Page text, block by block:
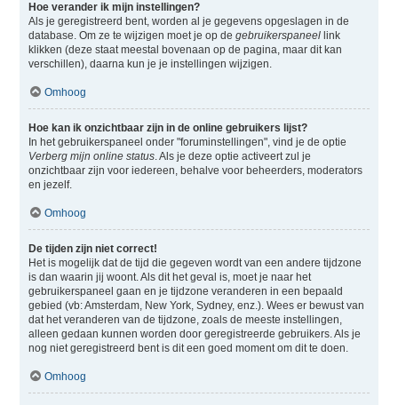
Hoe verander ik mijn instellingen?
Als je geregistreerd bent, worden al je gegevens opgeslagen in de
database. Om ze te wijzigen moet je op de gebruikerspaneellink
klikken (deze staat meestal bovenaan op de pagina, maar dit kan
verschillen), daarna kun je je instellingen wijzigen.
Omhoog
Hoe kan ik onzichtbaar zijn in de online gebruikers lijst?
In het gebruikerspaneel onder "foruminstellingen", vind je de optie
Verberg mijn online status. Als je deze optie activeert zul je
onzichtbaar zijn voor iedereen, behalve voor beheerders, moderators
en jezelf.
Omhoog
De tijden zijn niet correct!
Het is mogelijk dat de tijd die gegeven wordt van een andere tijdzone
is dan waarin jij woont. Als dit het geval is, moet je naar het
gebruikerspaneel gaan en je tijdzone veranderen in een bepaald
gebied (vb: Amsterdam, New York, Sydney, enz.). Wees er bewust van
dat het veranderen van de tijdzone, zoals de meeste instellingen,
alleen gedaan kunnen worden door geregistreerde gebruikers. Als je
nog niet geregistreerd bent is dit een goed moment om dit te doen.
Omhoog